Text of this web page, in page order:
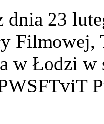
dnia 23
w Łodzi w